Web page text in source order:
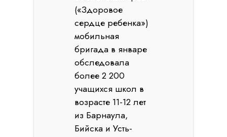
(«Здоровое
сердце ребенка»)
мобильная
бригада в январе
обследовала
более 2 200
учащихся школ в
возрасте 11-12 лет
из Барнаула,
Бийска и Усть-